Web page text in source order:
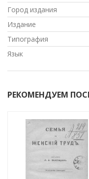
Город издания
Издание
Типография
Язык
РЕКОМЕНДУЕМ